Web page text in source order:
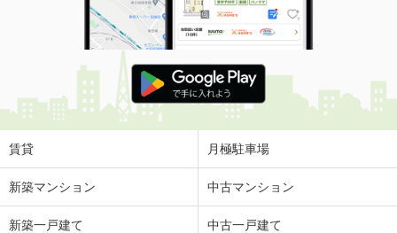
賃貸 月極駐車場
新築マンション 中古マンション
新築一戸建て 中古一戸建て